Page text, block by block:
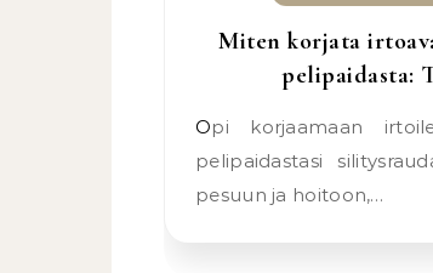
Miten korjata
pelipaidasta:
Opi korjaamaan irtoilevat numerot Liverpool-
pelipaidastasi
pesuun ja hoitoon,…